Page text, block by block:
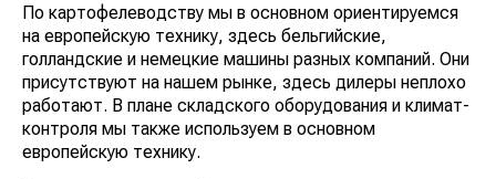
По картофелеводству мы в основном ориентируемся
на европейскую технику, здесь бельгийские,
голландские и немецкие машины разных компаний. Они
присутствуют на нашем рынке, здесь дилеры неплохо
работают. В плане складского оборудования и климат-
контроля мы также используем в основном
европейскую технику.